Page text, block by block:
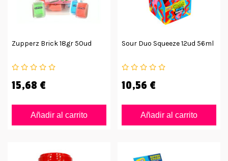
Zupperz Brick 18gr 50ud
15,68 €
Añadir al carrito
Sour Duo Squeeze 12ud 56ml
10,56 €
Añadir al carrito